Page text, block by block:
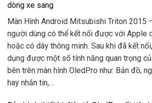
dòng xe sang
Màn Hình Android Mitsubishi Triton 2015
người dùng có thể kết nối được với Apple
hoặc có dây thông minh. Sau khi đã kết
dụng được một số tính năng quan trọng
bên trên màn hình OledPro như: Bản đồ,
hay nhắn tin,…